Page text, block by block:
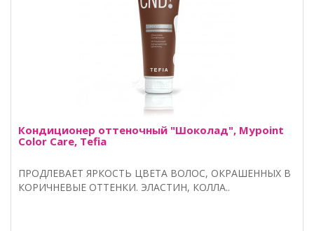
Кондиционер оттеночный "Шоколад", Mypoint
Color Care, Tefia
ПРОДЛЕВАЕТ ЯРКОСТЬ ЦВЕТА ВОЛОС, ОКРАШЕННЫХ В
КОРИЧНЕВЫЕ ОТТЕНКИ. ЭЛАСТИН, КОЛЛА..